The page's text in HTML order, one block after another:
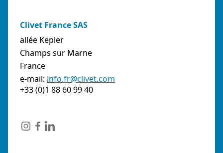
Clivet France SAS
allée Kepler
Champs sur Marne
France
e-mail: info.fr@clivet.com
+33 (0)1 88 60 99 40